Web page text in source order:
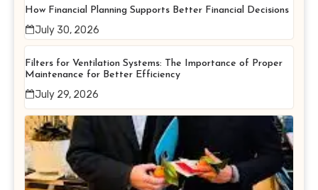
How Financial Planning Supports Better Financial Decisions
July 30, 2026
Filters for Ventilation Systems: The Importance of Proper
Maintenance for Better Efficiency
July 29, 2026